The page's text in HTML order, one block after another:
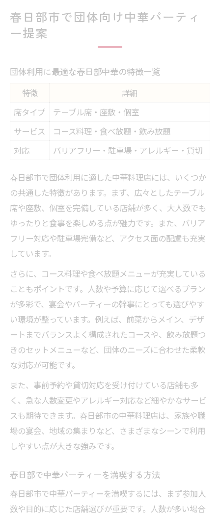
春日部市で団体向け中華パーティ
ー提案
団体利用に最適な春日部中華の特徴一覧
特徴
詳細
席タイプ
テーブル席・座敷・個室
サービス
コース料理・食べ放題・飲み放題
対応
バリアフリー・駐車場・アレルギー・貸切
春日部市で団体利用に適した中華料理店には、いくつか
の共通した特徴があります。まず、広々としたテーブル
席や座敷、個室を完備している店舗が多く、大人数でも
ゆったりと食事を楽しめる点が魅力です。また、バリア
フリー対応や駐車場完備など、アクセス面の配慮も充実
しています。
さらに、コース料理や食べ放題メニューが充実している
こともポイントです。人数や予算に応じて選べるプラン
が多彩で、宴会やパーティーの幹事にとっても選びやす
い環境が整っています。例えば、前菜からメイン、デザ
ートまでバランスよく構成されたコースや、飲み放題つ
きのセットメニューなど、団体のニーズに合わせた柔軟
な対応が可能です。
また、事前予約や貸切対応を受け付けている店舗も多
く、急な人数変更やアレルギー対応など細やかなサービ
スも期待できます。春日部市の中華料理店は、家族や職
場の宴会、地域の集まりなど、さまざまなシーンで利用
しやすい点が大きな強みです。
春日部で中華パーティーを満喫する方法
春日部市で中華パーティーを満喫するには、まず参加人
数や目的に応じた店舗選びが重要です。人数が多い場合